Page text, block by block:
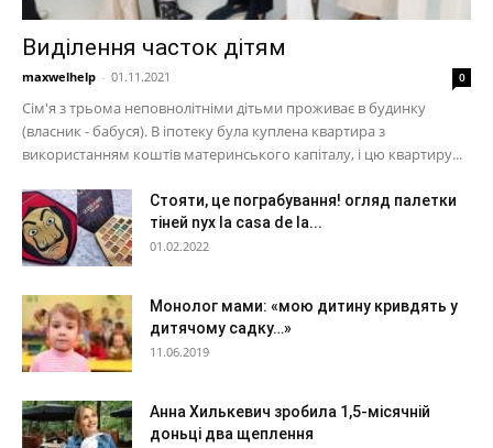
Виділення часток дітям
maxwelhelp - 01.11.2021 0
Сім'я з трьома неповнолітніми дітьми проживає в будинку
(власник - бабуся). В іпотеку була куплена квартира з
використанням коштів материнського капіталу, і цю квартиру...
Стояти, це пограбування! огляд палетки
тіней nyx la casa de la...
01.02.2022
Монолог мами: «мою дитину кривдять у
дитячому садку…»
11.06.2019
Анна Хилькевич зробила 1,5-місячній
доньці два щеплення